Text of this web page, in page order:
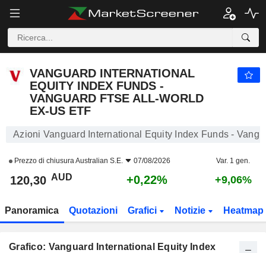
VANGUARD INTERNATIONAL
EQUITY INDEX FUNDS -
VANGUARD FTSE ALL-WORLD
EX-US ETF
Azioni Vanguard International Equity Index Funds -
Prezzo di chiusuraAustralian S.E. 07/08/2026 Var. 1 gen.
120,30 AUD +0,22% +9,06%
Panoramica Quotazioni Grafici Notizie Heatmap
Grafico: Vanguard International Equity Index